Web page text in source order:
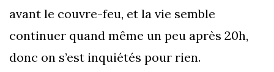
avant le couvre-feu, et la vie semble
continuer quand même un peu après 20h,
donc on s’est inquiétés pour rien.